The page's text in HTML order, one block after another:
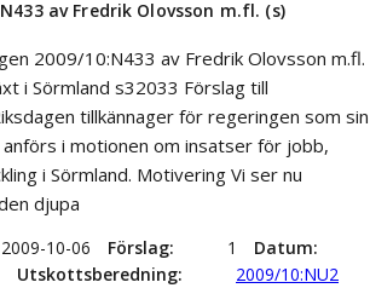
av Fredrik Olovsson m.fl. (s)
2009/10:N433 av Fredrik Olovsson m.fl.
i Sörmland s32033 Förslag till
tillkännager för regeringen som sin
i motionen om insatser för jobb,
i Sörmland. Motivering Vi ser nu
djupa
2009-10-06 Förslag 1
Datum
Utskottsberedning
2009/10:NU2